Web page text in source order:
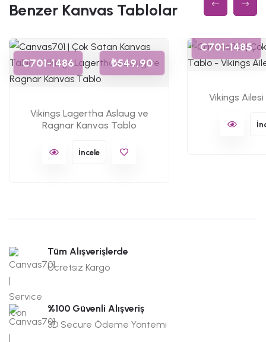
Benzer Kanvas Tablolar
C701-1486 ₺549,90
Vikings Lagertha Aslaug ve
Ragnar Kanvas Tablo
İncele
C701-1485
Vikings
Tüm Alışverişlerde
Ücretsiz Kargo
%100 Güvenli Alışveriş
3D Secure Ödeme Yöntemi